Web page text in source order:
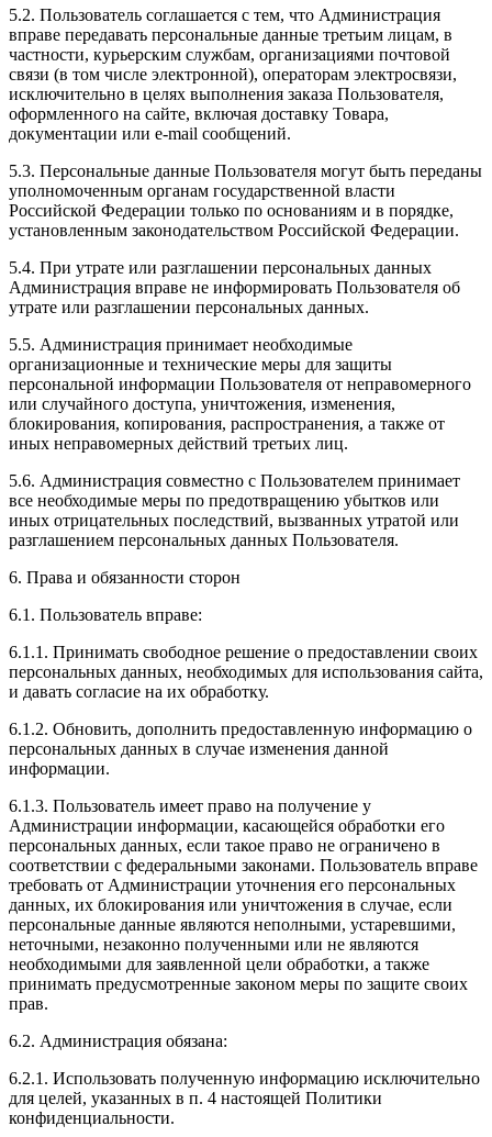
5.2. Пользователь соглашается с тем, что Администрация
вправе передавать персональные данные третьим лицам, в
частности, курьерским службам, организациями почтовой
связи (в том числе электронной), операторам электросвязи,
исключительно в целях выполнения заказа Пользователя,
оформленного на сайте, включая доставку Товара,
документации или e-mail сообщений.
5.3. Персональные данные Пользователя могут быть переданы
уполномоченным органам государственной власти
Российской Федерации только по основаниям и в порядке,
установленным законодательством Российской Федерации.
5.4. При утрате или разглашении персональных данных
Администрация вправе не информировать Пользователя об
утрате или разглашении персональных данных.
5.5. Администрация принимает необходимые
организационные и технические меры для защиты
персональной информации Пользователя от неправомерного
или случайного доступа, уничтожения, изменения,
блокирования, копирования, распространения, а также от
иных неправомерных действий третьих лиц.
5.6. Администрация совместно с Пользователем принимает
все необходимые меры по предотвращению убытков или
иных отрицательных последствий, вызванных утратой или
разглашением персональных данных Пользователя.
6. Права и обязанности сторон
6.1. Пользователь вправе:
6.1.1. Принимать свободное решение о предоставлении своих
персональных данных, необходимых для использования сайта,
и давать согласие на их обработку.
6.1.2. Обновить, дополнить предоставленную информацию о
персональных данных в случае изменения данной
информации.
6.1.3. Пользователь имеет право на получение у
Администрации информации, касающейся обработки его
персональных данных, если такое право не ограничено в
соответствии с федеральными законами. Пользователь вправе
требовать от Администрации уточнения его персональных
данных, их блокирования или уничтожения в случае, если
персональные данные являются неполными, устаревшими,
неточными, незаконно полученными или не являются
необходимыми для заявленной цели обработки, а также
принимать предусмотренные законом меры по защите своих
прав.
6.2. Администрация обязана:
6.2.1. Использовать полученную информацию исключительно
для целей, указанных в п. 4 настоящей Политики
конфиденциальности.